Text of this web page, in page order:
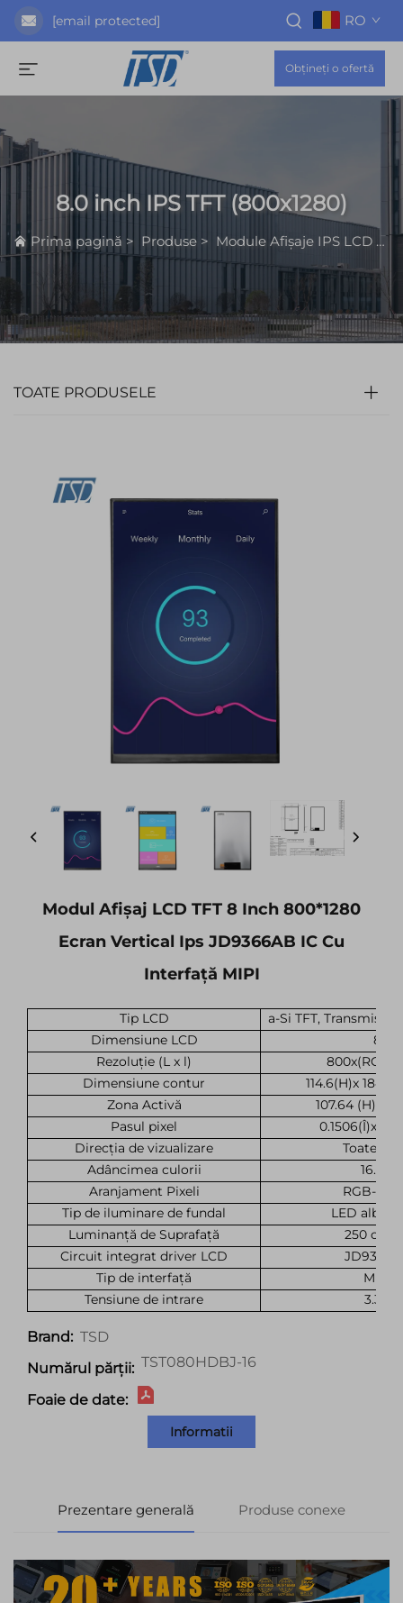
[email protected] RO
Obțineți o ofertă
8.0 inch IPS TFT (800x1280)
Prima pagină > Produse > Module Afișaje IPS LCD
TOATE PRODUSELE
Modul Afișaj LCD TFT 8 Inch 800*1280
Ecran Vertical Ips JD9366AB IC Cu
Interfață MIPI
Tip LCD
a-Si TFT,
Dimensiune LCD
8
Rezoluție (L x l)
Dimensiune contur
114.6(H)x
Zona Activă
107.64 (H)x
Pasul pixel
0.1506(Î)x
Direcția de vizualizare
Toate
Adâncimea culorii
16.7M
Aranjament Pixeli
RGB-
Tip de iluminare de fundal
LED
Luminanță de Suprafață
250 cd/
Circuit integrat driver LCD
Tip de interfață
MIPI
Tensiune de intrare
3.3V
Brand: TSD
Numărul părții: TST080HDBJ-16
Foaie de date:
Informatii
Prezentare generală Produse conexe